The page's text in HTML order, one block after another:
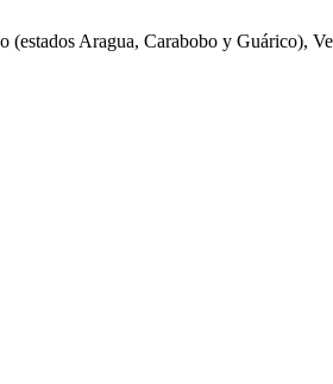
Aragua, Carabobo y Guárico),